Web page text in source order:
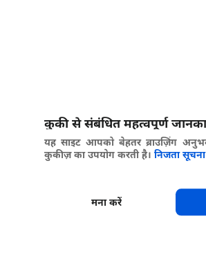
कुकी से संबंधित महत्वपूर्ण
यह साइट आपको बेहतर ब्राउज़िंग
कुकीज़ का उपयोग करती है। निजता सूचना
मना करें